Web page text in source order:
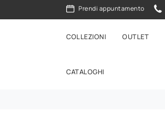
Prendi appuntamento
COLLEZIONI OUTLET
CATALOGHI